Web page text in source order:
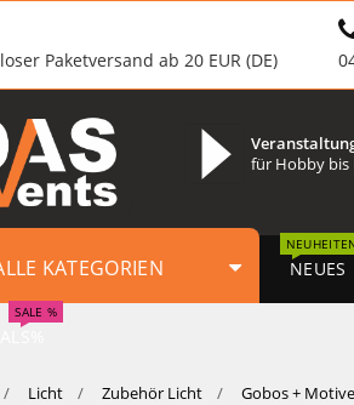
Paketversand ab 20 EUR (DE)
für Hobby bis
KATEGORIEN NEUES
SALE %
Licht Zubehör Licht Gobos + Motive